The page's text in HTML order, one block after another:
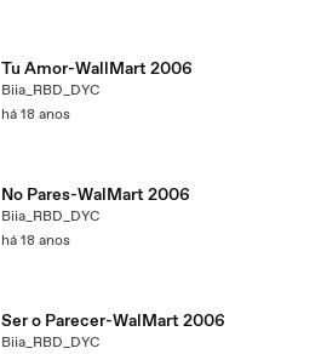
Tu Amor-WallMart 2006
Biia_RBD_DYC
há 18 anos
No Pares-WalMart 2006
Biia_RBD_DYC
há 18 anos
Ser o Parecer-WalMart 2006
Biia_RBD_DYC